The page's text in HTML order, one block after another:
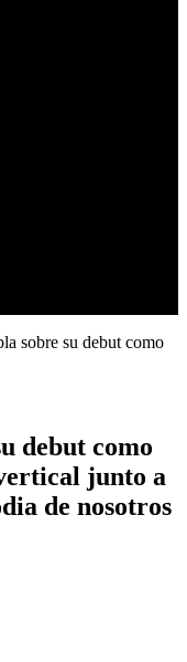
sobre su debut como
debut como
junto a
de nosotros